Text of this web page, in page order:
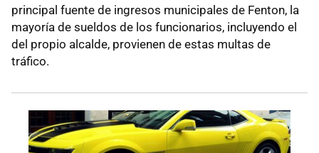
principal fuente de ingresos municipales de Fenton, la
mayoría de sueldos de los funcionarios, incluyendo el
del propio alcalde, provienen de estas multas de
tráfico.